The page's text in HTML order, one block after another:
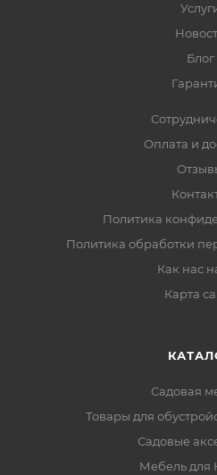
Блог
Оплата и
Политика
Политика обработки
Как нас
Карта
Садовая
Товары для
Садовые
Мебель для